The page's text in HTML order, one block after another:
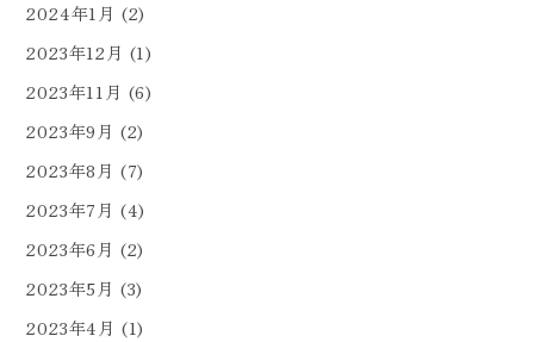
2024年1月 (2)
2023年12月 (1)
2023年11月 (6)
2023年9月 (2)
2023年8月 (7)
2023年7月 (4)
2023年6月 (2)
2023年5月 (3)
2023年4月 (1)